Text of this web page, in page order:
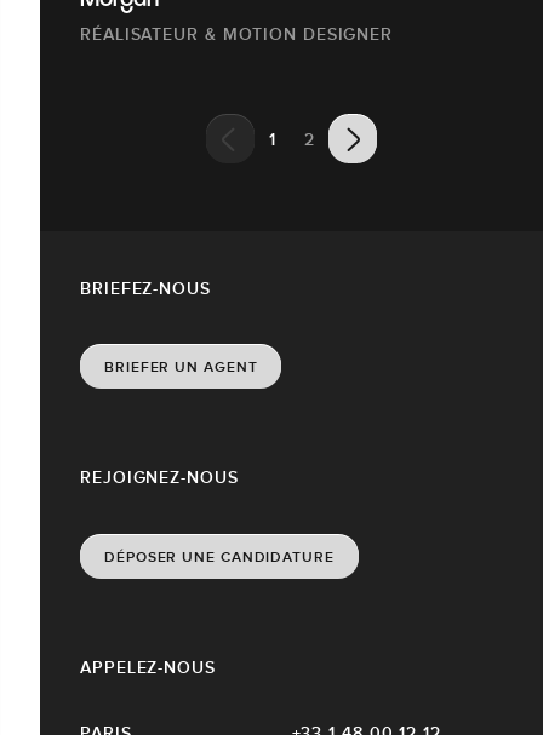
RÉALISATEUR & MOTION DESIGNER
1 2
REJOIGNEZ-NOUS
DÉPOSER UNE CANDIDATURE
APPELEZ-NOUS
BRIEFEZ-NOUS
BRIEFER UN AGENT